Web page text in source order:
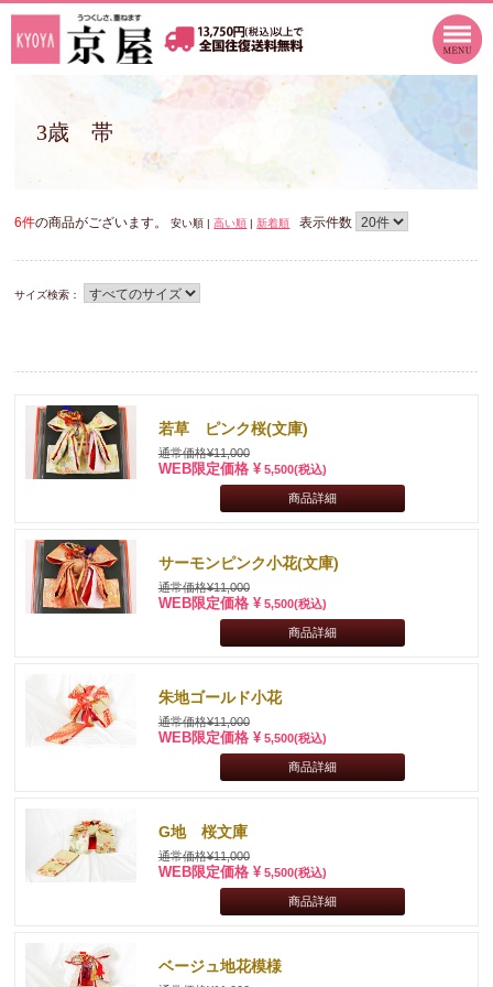
3歳 帯
6件の商品がございます。安い順 |高い順 |新着順 表示件数
サイズ検索：
若草 ピンク桜(文庫)
通常価格¥11,000
WEB限定価格 ¥ 5,500(税込)
商品詳細
サーモンピンク小花(文庫)
通常価格¥11,000
WEB限定価格 ¥ 5,500(税込)
商品詳細
朱地ゴールド小花
通常価格¥11,000
WEB限定価格 ¥ 5,500(税込)
商品詳細
G地 桜文庫
通常価格¥11,000
WEB限定価格 ¥ 5,500(税込)
商品詳細
ベージュ地花模様